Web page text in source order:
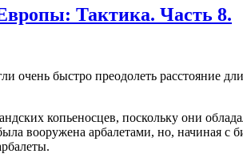
Тактика. Часть 8.
очень быстро преодолеть расстояние
копьеносцев, поскольку они
вооружена арбалетами, но, начиная